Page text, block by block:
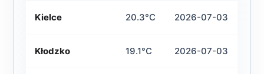
Kielce 20.3°C 2026-07-03
Kłodzko 19.1°C 2026-07-03